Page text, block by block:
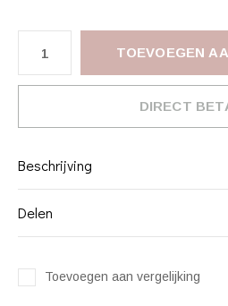
TOEVOEGEN
DIRECT
Beschrijving
Delen
Toevoegen aan vergelijking